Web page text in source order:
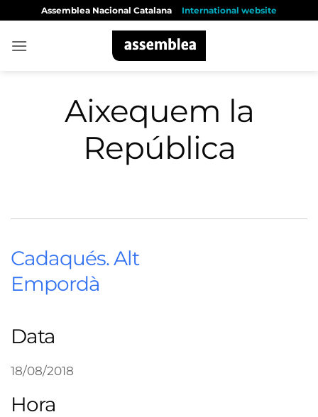
content
Assemblea Nacional Catalana International website
Aixequem la
República
Cadaqués. Alt
Empordà
Data
18/08/2018
Hora